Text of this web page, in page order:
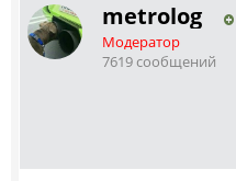
metrolog
Модератор
7619 сообщений